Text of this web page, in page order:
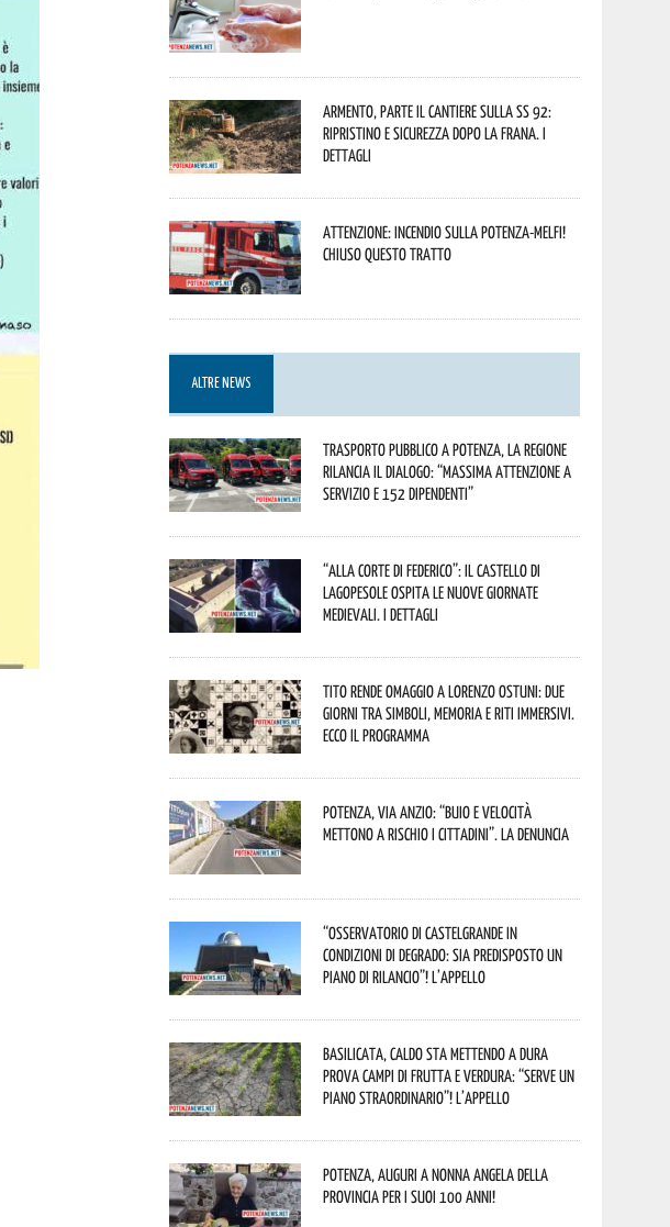
Armento, parte il cantiere sulla SS 92:
ripristino e sicurezza dopo la frana. I
dettagli
Attenzione: incendio sulla Potenza-Melfi!
Chiuso questo tratto
ALTRE NEWS
Trasporto pubblico a Potenza, la Regione
rilancia il dialogo: “Massima attenzione a
servizio e 152 dipendenti”
“Alla corte di Federico”: il Castello di
Lagopesole ospita le nuove Giornate
Medievali. I dettagli
Tito rende omaggio a Lorenzo Ostuni: due
giorni tra simboli, memoria e riti immersivi.
Ecco il programma
Potenza, Via Anzio: “Buio e velocità
mettono a rischio i cittadini”. La denuncia
“Osservatorio di Castelgrande in
condizioni di degrado: sia predisposto un
piano di rilancio”! L’appello
Basilicata, caldo sta mettendo a dura
prova campi di frutta e verdura: “Serve un
piano straordinario”! L’appello
Potenza, auguri a nonna Angela della
provincia per i suoi 100 anni!